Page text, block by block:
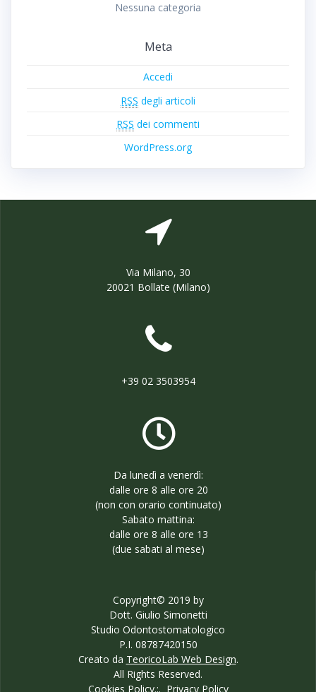
Nessuna categoria
Meta
Accedi
RSS degli articoli
RSS dei commenti
WordPress.org
Via Milano, 30
20021 Bollate (Milano)
+39 02 3503954
Da lunedì a venerdì:
dalle ore 8 alle ore 20
(non con orario continuato)
Sabato mattina:
dalle ore 8 alle ore 13
(due sabati al mese)
Copyright© 2019 by
Dott. Giulio Simonetti
Studio Odontostomatologico
P.I. 08787420150
Creato da TeoricoLab Web Design.
All Rights Reserved.
Cookies Policy.:. Privacy Policy